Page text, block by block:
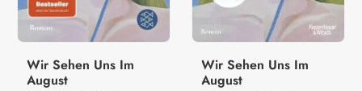
Wir Sehen Uns Im
August
Wir Sehen Uns Im
August